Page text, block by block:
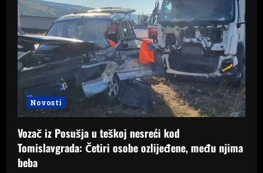
Novosti
Vozač iz Posušja u teškoj nesreći kod
Tomislavgrada: Četiri osobe ozlijeđene, među njima
beba